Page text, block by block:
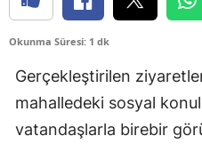
Okunma Süresi: 1 dk
Gerçekleştirilen
mahalledeki sosyal
vatandaşlarla birebir